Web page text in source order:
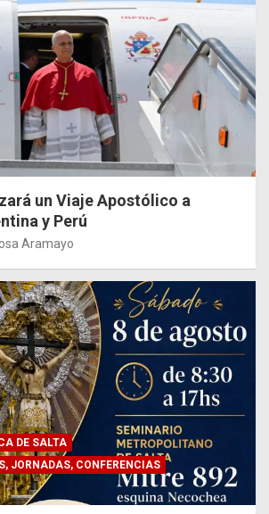
un Viaje Apostólico a
y Perú
Aramayo
DE SALTA
JORNADAS, CONFERENCIAS